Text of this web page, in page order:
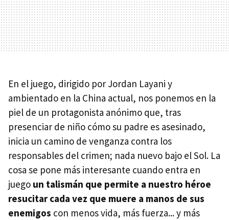
En el juego, dirigido por Jordan Layani y
ambientado en la China actual, nos ponemos en la
piel de un protagonista anónimo que, tras
presenciar de niño cómo su padre es asesinado,
inicia un camino de venganza contra los
responsables del crimen; nada nuevo bajo el Sol. La
cosa se pone más interesante cuando entra en
juego un talismán que permite a nuestro héroe
resucitar cada vez que muere a manos de sus
enemigos con menos vida, más fuerza... y más